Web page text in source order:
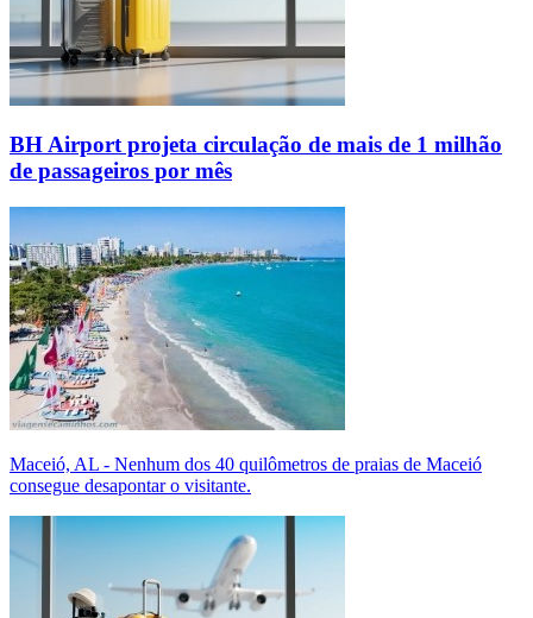
BH Airport projeta circulação de mais de 1 milhão
de passageiros por mês
Maceió, AL - Nenhum dos 40 quilômetros de praias de Maceió
consegue desapontar o visitante.